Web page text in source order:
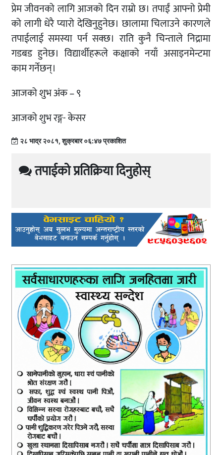
प्रेम जीवनको लागि आजको दिन राम्रो छ। तपाईं आफ्नो प्रेमी
को लागी धेरै प्यारो देखिनुहुनेछ। छालामा चिलाउने कारणले
तपाईलाई समस्या पर्न सक्छ। राति कुनै चिन्ताले निद्रामा
गडबड हुनेछ। विद्यार्थीहरूले कक्षाको नयाँ असाइनमेन्टमा
काम गर्नेछन्।
आजको शुभ अंक – ९
आजको शुभ रङ्ग- केसर
२८ भाद्र २०८१, शुक्रबार ०६:४७ प्रकाशित
तपाईको प्रतिक्रिया दिनुहोस्